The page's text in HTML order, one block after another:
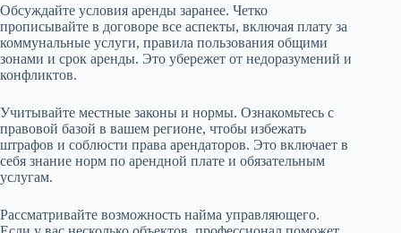
Обсуждайте условия аренды заранее. Четко
прописывайте в договоре все аспекты, включая плату за
коммунальные услуги, правила пользования общими
зонами и срок аренды. Это убережет от недоразумений и
конфликтов.
Учитывайте местные законы и нормы. Ознакомьтесь с
правовой базой в вашем регионе, чтобы избежать
штрафов и соблюсти права арендаторов. Это включает в
себя знание норм по арендной плате и обязательным
услугам.
Рассматривайте возможность найма управляющего.